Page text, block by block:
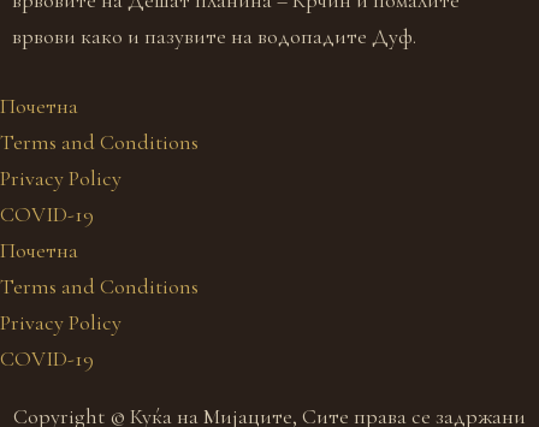
врвови како и пазувите на водопадите Дуф.
Почетна
Terms and Conditions
Privacy Policy
COVID-19
Почетна
Terms and Conditions
Privacy Policy
COVID-19
Copyright © Куќа на Мијаците, Сите права се задржани